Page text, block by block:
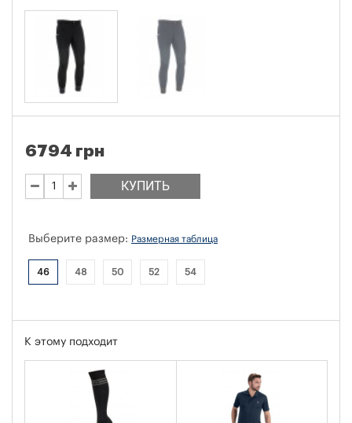
КУПИТЬ
6794 грн
Выберите размер: Размерная таблица
46 48 50 52 54
К этому подходит